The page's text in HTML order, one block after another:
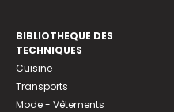
BIBLIOTHEQUE DES
TECHNIQUES
Cuisine
Transports
Mode - Vêtements